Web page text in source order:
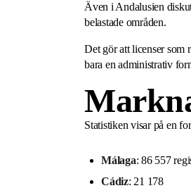
Även i Andalusien
belastade områden.
Det gör att licenser som
bara en administrativ
Statistiken visar på en
Málaga: 86 557
Cádiz: 21 178